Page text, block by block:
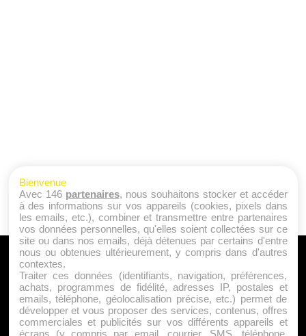
A PROPOS
Qui sommes nous ?
Mentions Légales
Publicité
Bienvenue
Avec 146 partenaires, nous souhaitons stocker et accéder
à des informations sur vos appareils (cookies, pixels dans
les emails, etc.), combiner et transmettre entre partenaires
vos données personnelles, qu'elles soient collectées sur ce
site ou dans nos emails, déjà détenues par certains d'entre
nous ou obtenues ultérieurement, y compris dans d'autres
contextes.
Traiter ces données (identifiants, navigation, préférences,
achats, programmes de fidélité, adresses IP, postales et
emails, téléphone, géolocalisation précise, etc.) permet de
développer et vous proposer des services, contenus, offres
commerciales et publicités sur vos différents appareils et
écrans (y compris par email, courrier, SMS, téléphone,